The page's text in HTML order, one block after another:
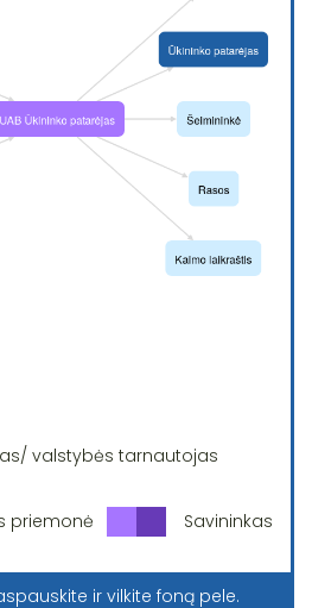
valstybės tarnautojas
priemonė Savininkas
ir vilkite foną pele.